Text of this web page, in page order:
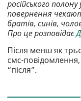
російського полону
повернення
братів, синів,
Про це розповідає
Після менш як
смс-повідомлення,
“після”.